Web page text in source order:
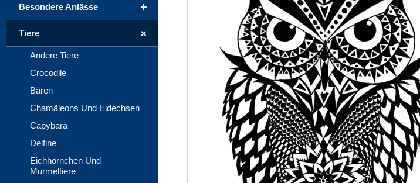
+
Besondere Anlässe
+
Tiere
Andere Tiere
Crocodile
Bären
Chamäleons Und Eidechsen
Capybara
Delfine
Eichhörnchen Und
Murmeltiere